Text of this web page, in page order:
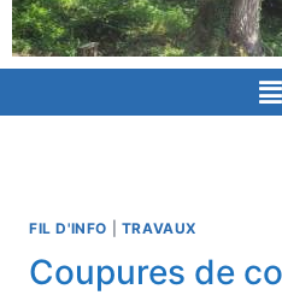
FIL D'INFO TRAVAUX
Coupures de